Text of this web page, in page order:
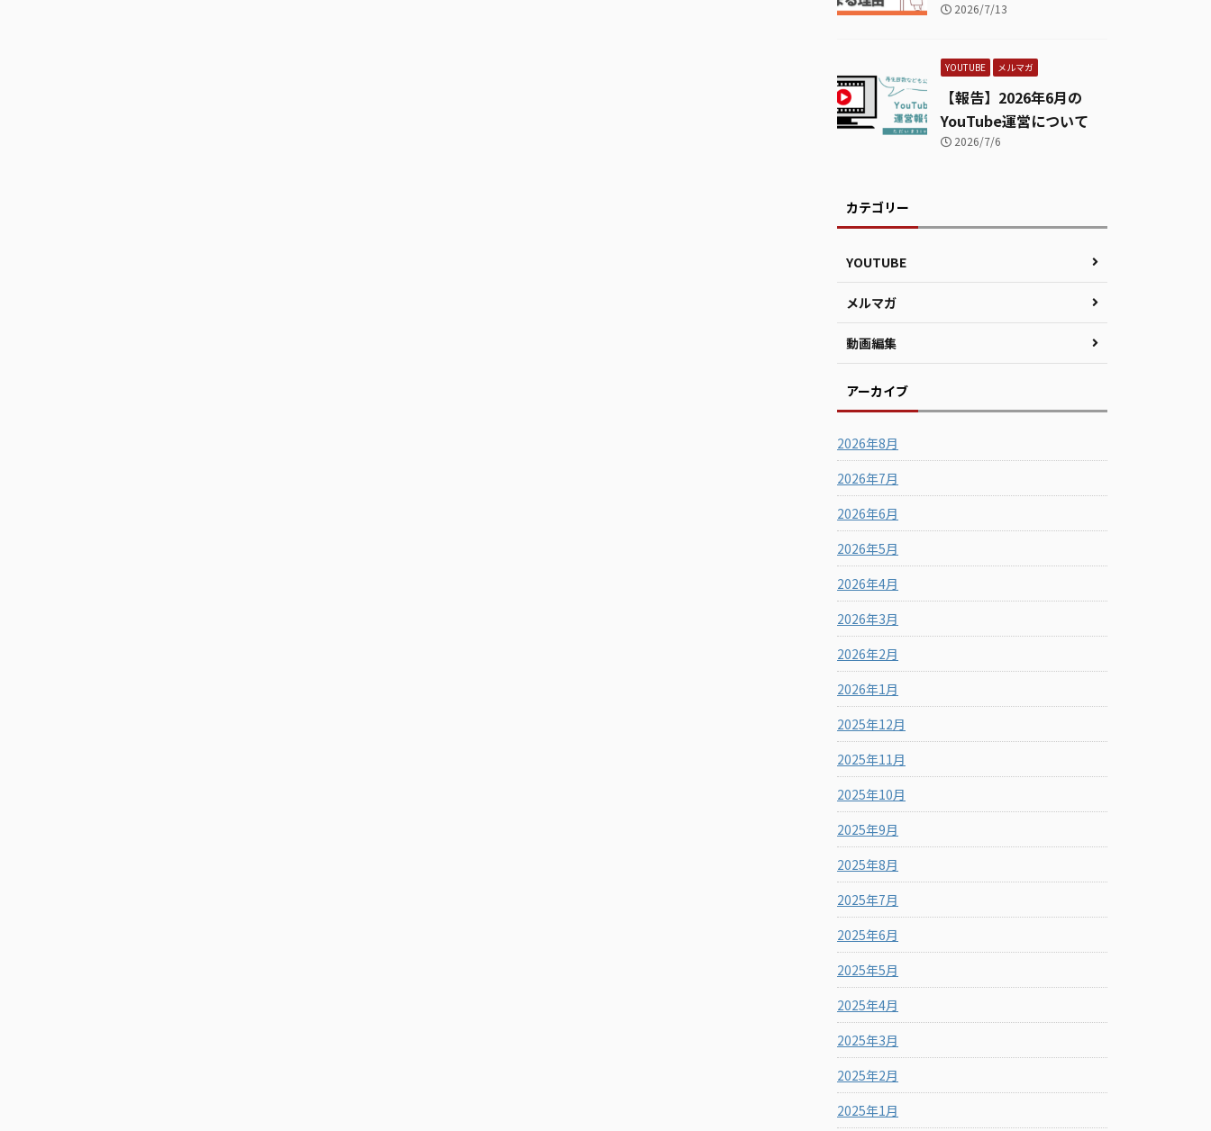
2026/7/13
YOUTUBE メルマガ
【報告】2026年6月の
YouTube運営について
2026/7/6
カテゴリー
YOUTUBE
メルマガ
動画編集
アーカイブ
2026年8月
2026年7月
2026年6月
2026年5月
2026年4月
2026年3月
2026年2月
2026年1月
2025年12月
2025年11月
2025年10月
2025年9月
2025年8月
2025年7月
2025年6月
2025年5月
2025年4月
2025年3月
2025年2月
2025年1月